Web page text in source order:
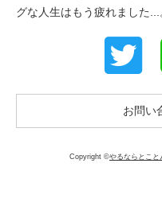
グな人生はもう疲れました...
お問い
Copyright ©やるならとこと